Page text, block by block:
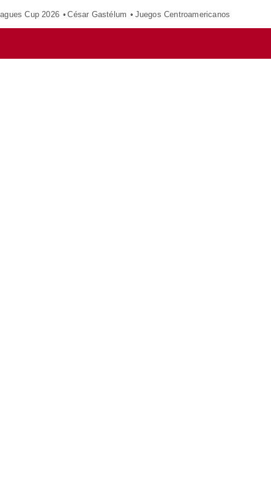
Cup 2026 César Gastélum Juegos Centroamericanos